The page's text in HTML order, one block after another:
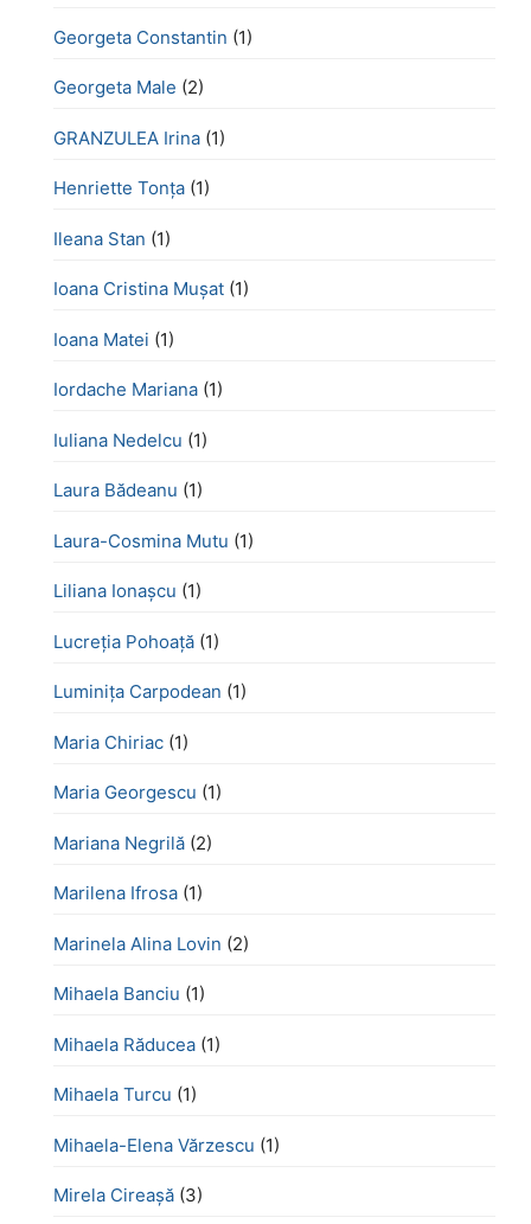
Georgeta Constantin (1)
Georgeta Male (2)
GRANZULEA Irina (1)
Henriette Tonţa (1)
Ileana Stan (1)
Ioana Cristina Mușat (1)
Ioana Matei (1)
Iordache Mariana (1)
Iuliana Nedelcu (1)
Laura Bădeanu (1)
Laura-Cosmina Mutu (1)
Liliana Ionașcu (1)
Lucreţia Pohoaţă (1)
Luminița Carpodean (1)
Maria Chiriac (1)
Maria Georgescu (1)
Mariana Negrilă (2)
Marilena Ifrosa (1)
Marinela Alina Lovin (2)
Mihaela Banciu (1)
Mihaela Răducea (1)
Mihaela Turcu (1)
Mihaela-Elena Vărzescu (1)
Mirela Cireașă (3)